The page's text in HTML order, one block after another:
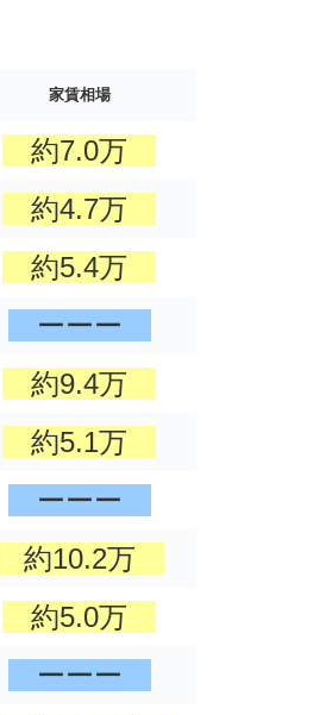
家賃相場
約7.0万
約4.7万
約5.4万
ーーー
約9.4万
約5.1万
ーーー
約10.2万
約5.0万
ーーー